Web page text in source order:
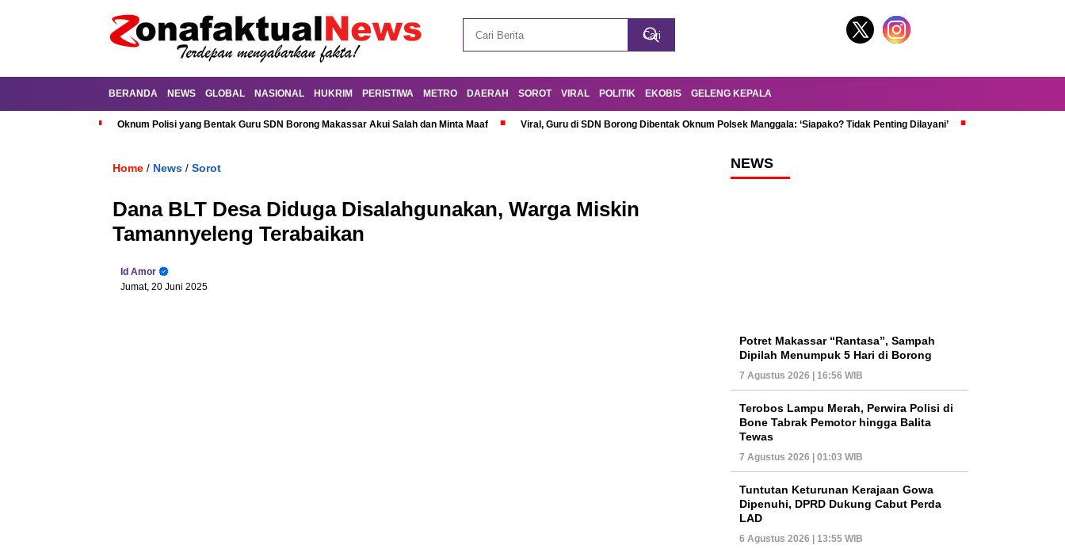
BERANDA NEWS GLOBAL NASIONAL HUKRIM PERISTIWA METRO DAERAH SOROT VIRAL POLITIK EKOBIS GELENG KEPALA
Oknum Polisi yang Bentak Guru SDN Borong Makassar Akui Salah dan Minta Maaf Viral, Guru di SDN Borong Dibentak Oknum Polsek Manggala: ‘Siapako? Tidak Penting Dilayani’
Home / News / Sorot
Dana BLT Desa Diduga Disalahgunakan, Warga Miskin
Tamannyeleng Terabaikan
Id Amor
Jumat, 20 Juni 2025
NEWS
Potret Makassar “Rantasa”, Sampah
Dipilah Menumpuk 5 Hari di Borong
7 Agustus 2026 | 16:56 WIB
Terobos Lampu Merah, Perwira Polisi di
Bone Tabrak Pemotor hingga Balita
Tewas
7 Agustus 2026 | 01:03 WIB
Tuntutan Keturunan Kerajaan Gowa
Dipenuhi, DPRD Dukung Cabut Perda
LAD
6 Agustus 2026 | 13:55 WIB